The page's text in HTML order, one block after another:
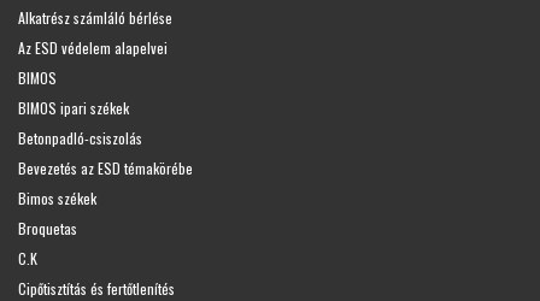
Alkatrész számláló bérlése
Az ESD védelem alapelvei
BIMOS
BIMOS ipari székek
Betonpadló-csiszolás
Bevezetés az ESD témakörébe
Bimos székek
Broquetas
C.K
Cipőtisztítás és fertőtlenítés